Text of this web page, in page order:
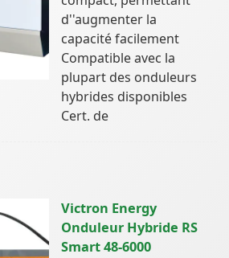
d''augmenter la
capacité facilement
Compatible avec la
plupart des onduleurs
hybrides disponibles
Cert. de
Victron Energy
Onduleur Hybride RS
Smart 48-6000